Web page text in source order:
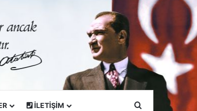
İLETİŞİM Arama Yapın